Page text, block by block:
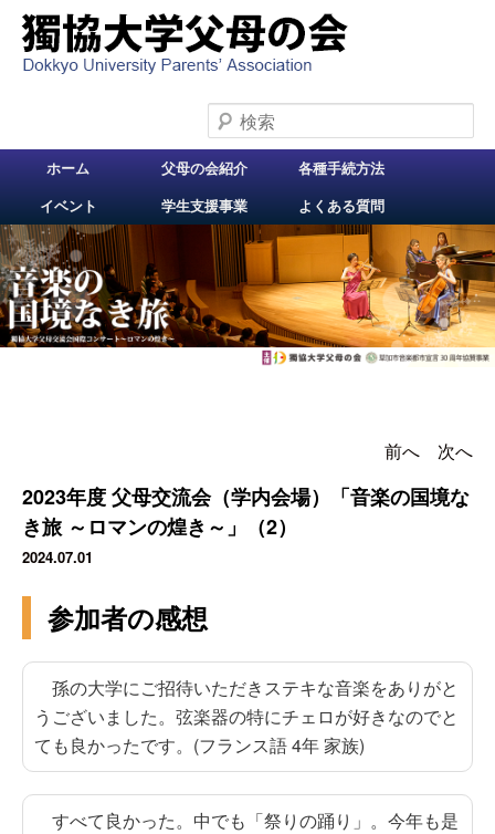
検索
メインメニュー
メインコンテンツへ
移動
ホーム 父母の会紹介
各種手続方法
イベント
学生支援事業 よくある質問
投稿ナビゲー
前へ 次へ
2023年度 父母交流会（学内会場）「音楽の国境な
き旅 ～ロマンの煌き～」（2）
2024.07.01
参加者の感想
孫の大学にご招待いただきステキな音楽をありがと
うございました。弦楽器の特にチェロが好きなのでと
ても良かったです。(フランス語 4年 家族)
すべて良かった。中でも「祭りの踊り」。今年も是